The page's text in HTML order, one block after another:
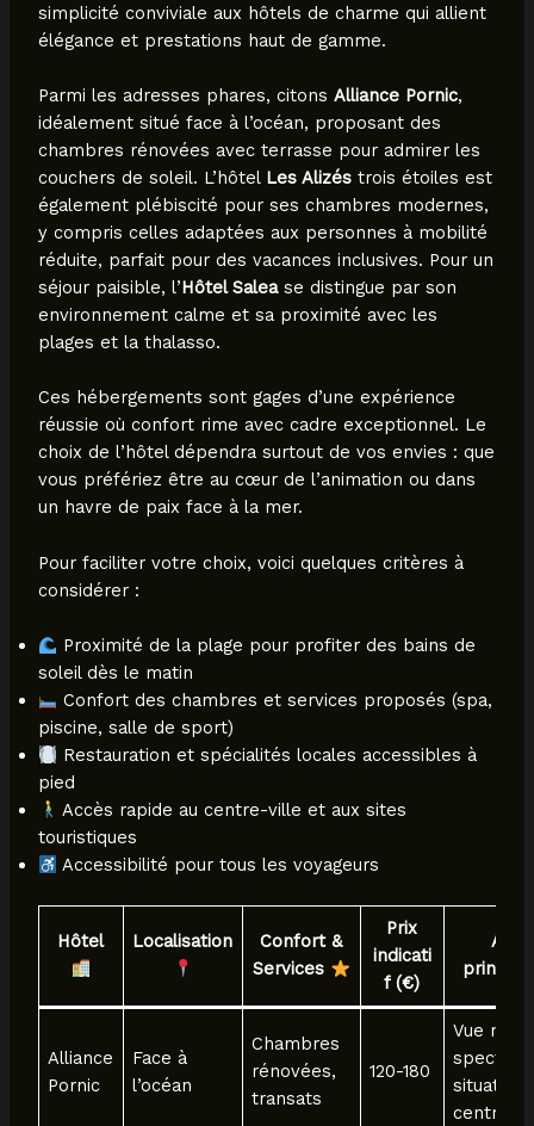
simplicité conviviale aux hôtels de charme qui allient
élégance et prestations haut de gamme.
Parmi les adresses phares, citons Alliance Pornic,
idéalement situé face à l’océan, proposant des
chambres rénovées avec terrasse pour admirer les
couchers de soleil. L’hôtel Les Alizéstrois étoiles est
également plébiscité pour ses chambres modernes,
y compris celles adaptées aux personnes à mobilité
réduite, parfait pour des vacances inclusives. Pour un
séjour paisible, l’Hôtel Salease distingue par son
environnement calme et sa proximité avec les
plages et la thalasso.
Ces hébergements sont gages d’une expérience
réussie où confort rime avec cadre exceptionnel. Le
choix de l’hôtel dépendra surtout de vos envies : que
vous préfériez être au cœur de l’animation ou dans
un havre de paix face à la mer.
Pour faciliter votre choix, voici quelques critères à
considérer :
Proximité de la plage pour profiter des bains de
soleil dès le matin
Confort des chambres et services proposés (spa,
piscine, salle de sport)
Restauration et spécialités locales accessibles à
pied
Accès rapide au centre-ville et aux sites
touristiques
Accessibilité pour tous les voyageurs
Hôtel Localisation
Confort &
Services
Prix
indicati
f (€)
Alliance
Pornic
Face à
l’océan
Chambres
rénovées,
transats
120-180
Vue mer
situation
centrale